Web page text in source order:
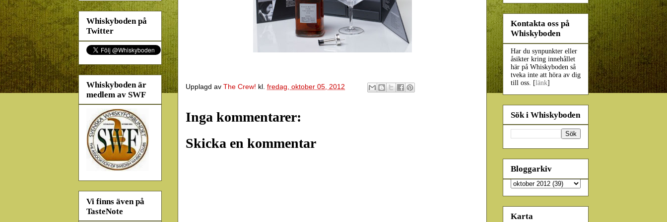
Upplagd av The Crew! kl. fredag, oktober 05, 2012
Inga kommentarer:
Skicka en kommentar
Whiskyboden på
Twitter
Whiskyboden är
medlem av SWF
Vi finns även på
TasteNote
Kontakta oss på
Whiskyboden
Har du synpunkter eller
åsikter kring innehållet
här på Whiskyboden så
tveka inte att höra av dig
till oss. [länk]
Sök i Whiskyboden
Bloggarkiv
Karta